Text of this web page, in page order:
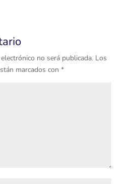
no será publicada. Los
marcados con *